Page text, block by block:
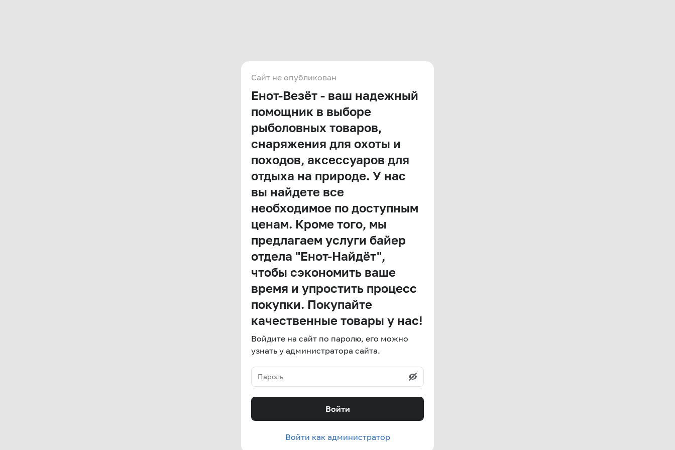
Сайт не опубликован
Енот-Везёт - ваш надежный
помощник в выборе
рыболовных товаров,
снаряжения для охоты и
походов, аксессуаров для
отдыха на природе. У нас
вы найдете все
необходимое по доступным
ценам. Кроме того, мы
предлагаем услуги байер
отдела "Енот-Найдёт",
чтобы сэкономить ваше
время и упростить процесс
покупки. Покупайте
качественные товары у нас!
Войдите на сайт по паролю, его можно
узнать у администратора сайта.
Войти
Войти как администратор